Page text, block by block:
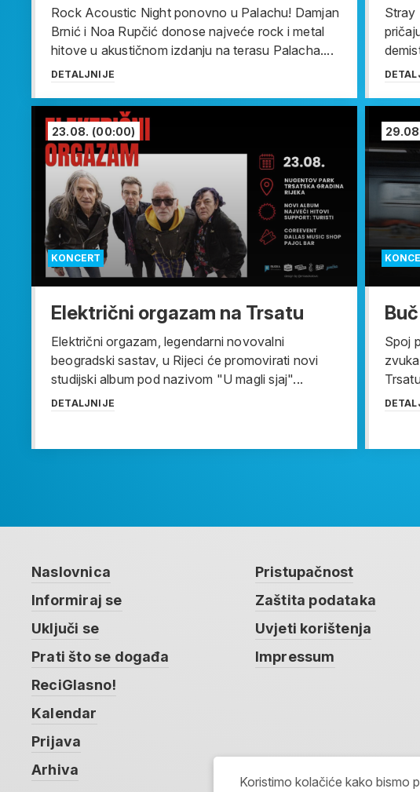
Rock Acoustic Night ponovno u Palachu! Damjan
Brnić i Noa Rupčić donose najveće rock i metal
hitove u akustičnom izdanju na terasu Palacha....
DETALJNIJE
Stray
KONCERT
23.08. (00:00)
Električni orgazam na Trsatu
Električni orgazam, legendarni novovalni
beogradski sastav, u Rijeci će promovirati novi
studijski album pod nazivom "U magli sjaj"...
DETALJNIJE
Spoj
Naslovnica
Informiraj se
Uključi se
Prati što se događa
ReciGlasno!
Kalendar
Prijava
Arhiva
Pristupačnost
Zaštita podataka
Uvjeti korištenja
Impressum
Koristimo kolačiće kako bismo